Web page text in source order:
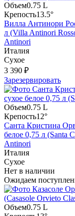
Объем0.75 L
Крепость13.5°
Вилла Антинори
л (Villa Antinori
Antinori
Италия
Сухое
3 390 ₽
Зарезервировать
Объем0.75 L
Крепость12°
Санта Кристина
белое 0,75 л (Santa
Antinori
Италия
Сухое
Нет в наличии
Ожидаем
Объем0.75 L